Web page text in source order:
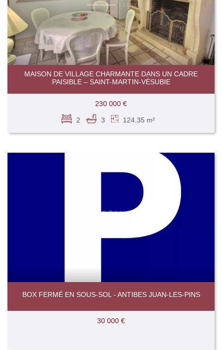
MAISON DE VILLAGE CHARMANTE DANS UN CADRE
PAISIBLE – SAINT-MARTIN-VÉSUBIE
230 000 €
2 3 124.35 m²
BOX FERMÉ EN SOUS-SOL - ANTIBES JUAN-LES-PINS
30 000 €